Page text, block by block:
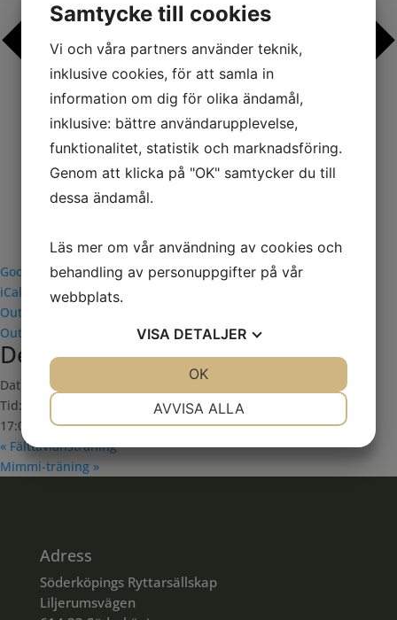
Google Kalender
iCalendar
Outlook 365
Outlook Live
Detaljer
Datum:
2024-11-30
Tid:
17:00 - 18:00
« Fälttävlansträning
Mimmi-träning »
Adress
Söderköpings Ryttarsällskap
Liljerumsvägen
Samtycke till cookies
Vi och våra partners använder teknik,
inklusive cookies, för att samla in
information om dig för olika ändamål,
inklusive: bättre användarupplevelse,
funktionalitet, statistik och marknadsföring.
Genom att klicka på "OK" samtycker du till
dessa ändamål.
Läs mer om vår användning av cookies och
behandling av personuppgifter på vår
webbplats.
VISA DETALJER
MARKNADSFÖRING
AVVISA ALLA
OK